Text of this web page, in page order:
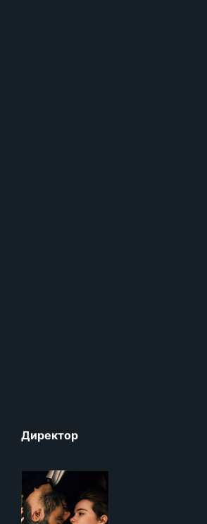
Директор